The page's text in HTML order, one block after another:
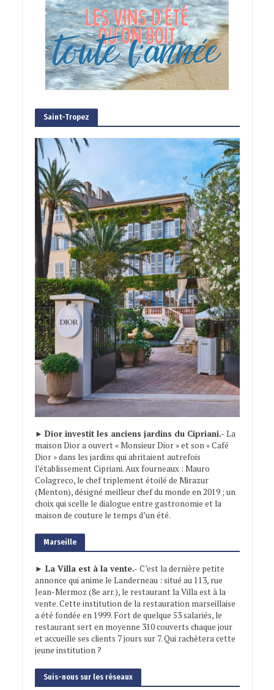
Saint-Tropez
► Dior investit les anciens jardins du Cipriani.- La
maison Dior a ouvert « Monsieur Dior » et son « Café
Dior » dans les jardins qui abritaient autrefois
l’établissement Cipriani. Aux fourneaux : Mauro
Colagreco, le chef triplement étoilé de Mirazur
(Menton), désigné meilleur chef du monde en 2019 ; un
choix qui scelle le dialogue entre gastronomie et la
maison de couture le temps d’un été.
Marseille
► La Villa est à la vente.- C’est la dernière petite
annonce qui anime le Landerneau : situé au 113, rue
Jean-Mermoz (8e arr.), le restaurant la Villa est à la
vente. Cette institution de la restauration marseillaise
a été fondée en 1999. Fort de quelque 53 salariés, le
restaurant sert en moyenne 310 couverts chaque jour
et accueille ses clients 7 jours sur 7. Qui rachètera cette
jeune institution ?
Suis-nous sur les réseaux